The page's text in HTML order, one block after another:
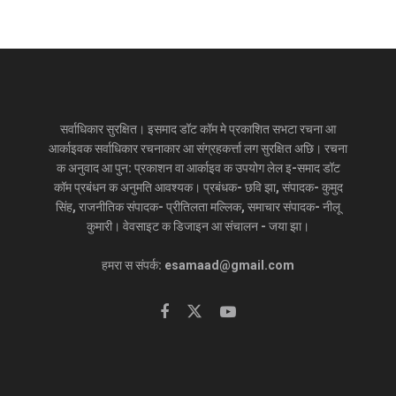
सर्वाधिकार सुरक्षित। इसमाद डॉट कॉम मे प्रकाशित सभटा रचना आ
आर्काइवक सर्वाधिकार रचनाकार आ संग्रहकर्त्ता लग सुरक्षित अछि। रचना
क अनुवाद आ पुन: प्रकाशन वा आर्काइव क उपयोग लेल इ-समाद डॉट
कॉम प्रबंधन क अनुमति आवश्यक। प्रबंधक- छवि झा, संपादक- कुमुद
सिंह, राजनीतिक संपादक- प्रीतिलता मल्लिक, समाचार संपादक- नीलू
कुमारी। वेवसाइट क डिजाइन आ संचालन - जया झा।
हमरा स संपर्क: esamaad@gmail.com